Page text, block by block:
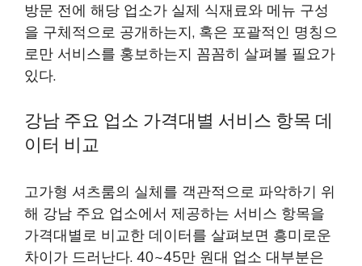
방문 전에 해당 업소가 실제 식재료와 메뉴 구성
을 구체적으로 공개하는지, 혹은 포괄적인 명칭으
로만 서비스를 홍보하는지 꼼꼼히 살펴볼 필요가
있다.
강남 주요 업소 가격대별 서비스 항목 데
이터 비교
고가형 셔츠룸의 실체를 객관적으로 파악하기 위
해 강남 주요 업소에서 제공하는 서비스 항목을
가격대별로 비교한 데이터를 살펴보면 흥미로운
차이가 드러난다. 40~45만 원대 업소 대부분은